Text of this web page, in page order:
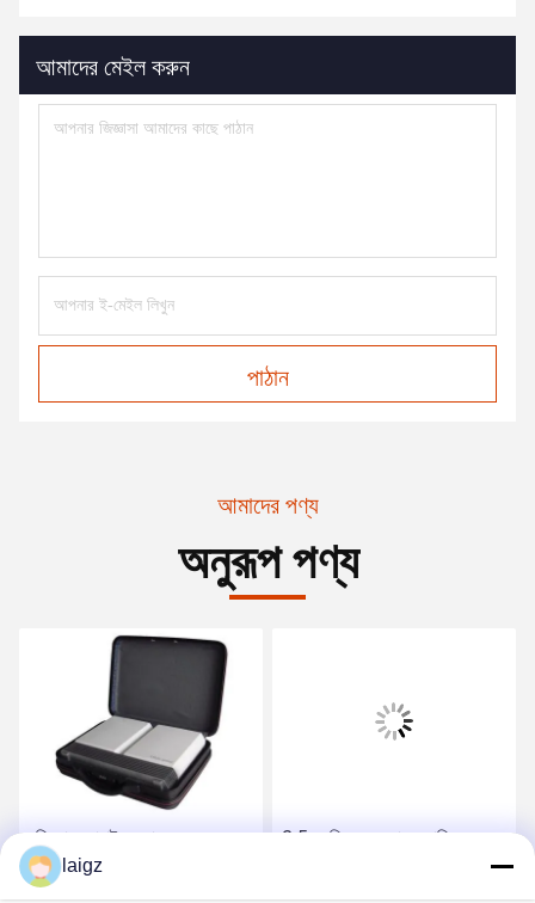
আমাদের মেইল করুন
পাঠান
আমাদের পণ্য
অনুরূপ পণ্য
বুদ্ধিমান মোবাইল ফোন সংকেত
জ্যামার হালকা ওজন 4 জি এবং
ওয়াইফাই জ্যামিং সংকেত
3.5 কেজি সেল ফোন জ্যামিং
ডিভাইস, পাওয়ার সাপ্লাই 220VAC
সহ সেল ফোন এবং ওয়াইফাই জ্যামার
laigz